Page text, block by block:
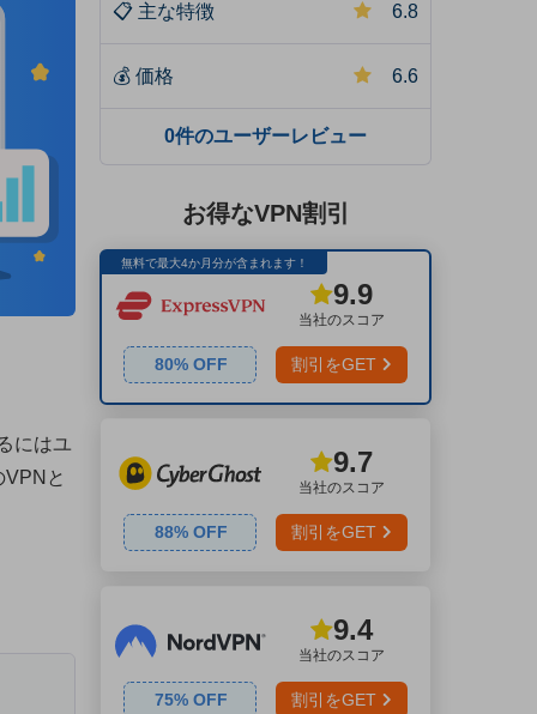
にはユ
と
📋 主な特徴 6.8
💰 価格 6.6
0件のユーザーレビュー
お得なVPN割引
無料で最大4か月分が含まれます！
当社のスコア
9.9
80% OFF 割引をGET
当社のスコア
9.7
88% OFF 割引をGET
当社のスコア
9.4
75% OFF 割引をGET